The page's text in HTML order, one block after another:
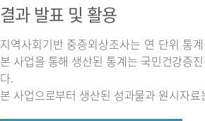
결과 발표 및 활용
지역사회기반 중증외상조사는 연 단위 통
본 사업을 통해 생산된 통계는 국민건강증
다.
본 사업으로부터 생산된 성과물과 원시자